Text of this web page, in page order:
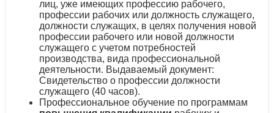
лиц, уже имеющих профессию рабочего,
профессии рабочих или должность служащего,
должности служащих, в целях получения новой
профессии рабочего или новой должности
служащего с учетом потребностей
производства, вида профессиональной
деятельности. Выдаваемый документ:
Свидетельство о профессии должности
служащего (40 часов).
Профессиональное обучение по программам